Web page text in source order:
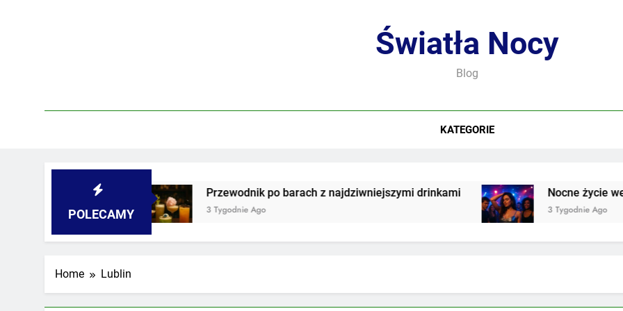
Światła Nocy
Blog
KATEGORIE
POLECAMY
Przewodnik po barach z najdziwniejszymi drinkami
3 Tygodnie Ago
Nocne życie we
3 Tygodnie Ago
Home Lublin